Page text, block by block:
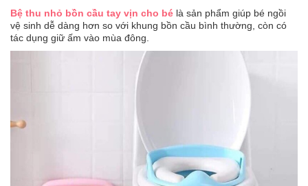
Bệ thu nhỏ bồn cầu tay vịn cho bé là sản phẩm giúp bé ngồi
vệ sinh dễ dàng hơn so với khung bồn cầu bình thường, còn có
tác dụng giữ ấm vào mùa đông.